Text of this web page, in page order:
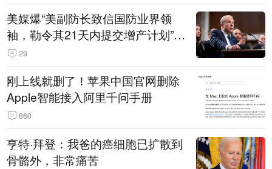
美媒爆“美副防长致信国防业界领
袖，勒令其21天内提交增产计划”，
五角大楼回应
29
刚上线就删了！苹果中国官网删除
Apple智能接入阿里千问手册
860
亨特·拜登：我爸的癌细胞已扩散到
骨骼外，非常痛苦